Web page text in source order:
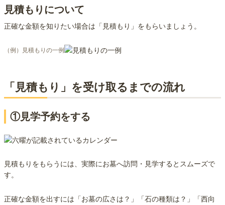
見積もりについて
正確な金額を知りたい場合は「見積もり」をもらいましょう。
（例）見積もりの一例
「見積もり」を受け取るまでの流れ
①見学予約をする
見積もりをもらうには、実際にお墓へ訪問・見学するとスムーズで
す。
正確な金額を出すには「お墓の広さは？」「石の種類は？」「西向